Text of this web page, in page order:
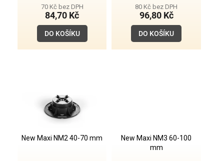
70 Kč bez DPH
84,70 Kč
DO KOŠÍKU
je
3,9
5
hvězdiček.
80 Kč bez DPH
96,80 Kč
DO KOŠÍKU
New Maxi NM2 40-70 mm
New Maxi NM3 60-100
mm